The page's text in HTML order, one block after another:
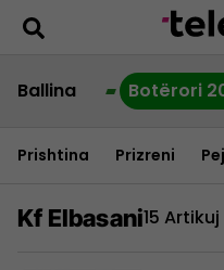
Ballina Botërori
Prishtina Prizreni
Kf Elbasani15 Artikuj